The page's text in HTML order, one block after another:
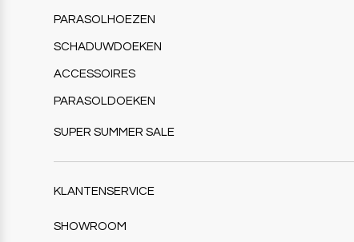
PARASOLHOEZEN
SCHADUWDOEKEN
ACCESSOIRES
PARASOLDOEKEN
SUPER SUMMER SALE
KLANTENSERVICE
SHOWROOM